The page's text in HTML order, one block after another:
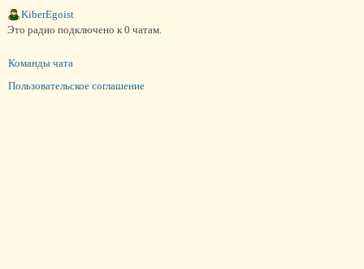
KiberEgoist
Это радио подключено к 0 чатам.
Команды чата
Пользовательское соглашение